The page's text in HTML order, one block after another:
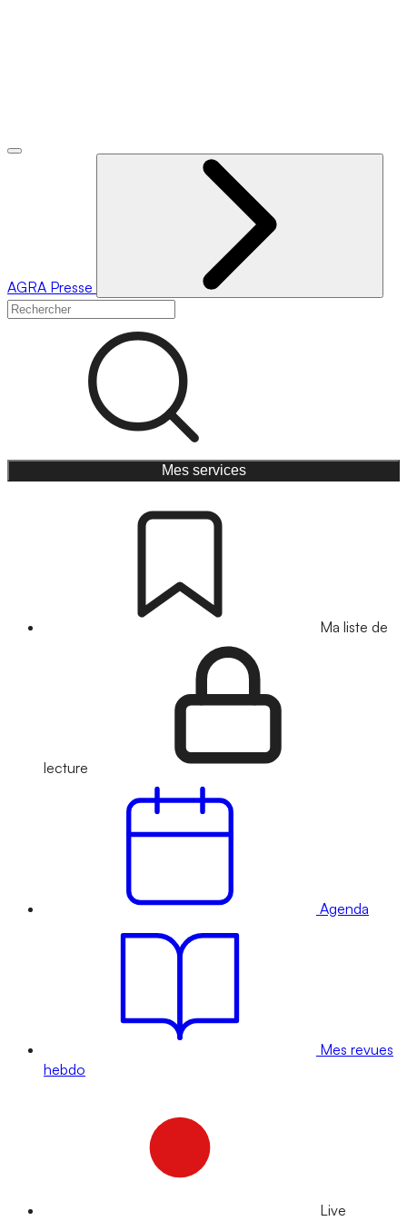
AGRA Presse
Mes services
Ma liste de
lecture
Agenda
Mes revues
hebdo
Live